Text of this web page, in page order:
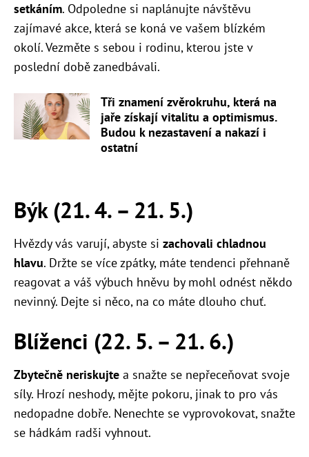
setkáním. Odpoledne si naplánujte návštěvu
zajímavé akce, která se koná ve vašem blízkém
okolí. Vezměte s sebou i rodinu, kterou jste v
poslední době zanedbávali.
Tři znamení zvěrokruhu, která na
jaře získají vitalitu a optimismus.
Budou k nezastavení a nakazí i
ostatní
Býk (21. 4. – 21. 5.)
Hvězdy vás varují, abyste si zachovali chladnou
hlavu. Držte se více zpátky, máte tendenci přehnaně
reagovat a váš výbuch hněvu by mohl odnést někdo
nevinný. Dejte si něco, na co máte dlouho chuť.
Blíženci (22. 5. – 21. 6.)
Zbytečně neriskujte a snažte se nepřeceňovat svoje
síly. Hrozí neshody, mějte pokoru, jinak to pro vás
nedopadne dobře. Nenechte se vyprovokovat, snažte
se hádkám radši vyhnout.